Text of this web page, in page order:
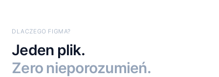
DLACZEGO FIGMA?
Jeden plik.
Zero nieporozumień.